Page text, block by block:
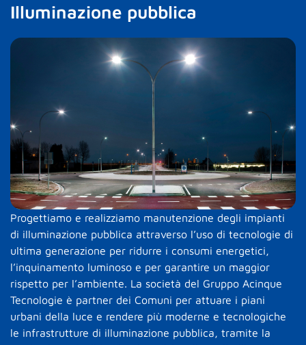
Illuminazione pubblica
Progettiamo e realizziamo manutenzione degli impianti
di illuminazione pubblica attraverso l’uso di tecnologie di
ultima generazione per ridurre i consumi energetici,
l’inquinamento luminoso e per garantire un maggior
rispetto per l’ambiente. La società del Gruppo Acinque
Tecnologie è partner dei Comuni per attuare i piani
urbani della luce e rendere più moderne e tecnologiche
le infrastrutture di illuminazione pubblica, tramite la